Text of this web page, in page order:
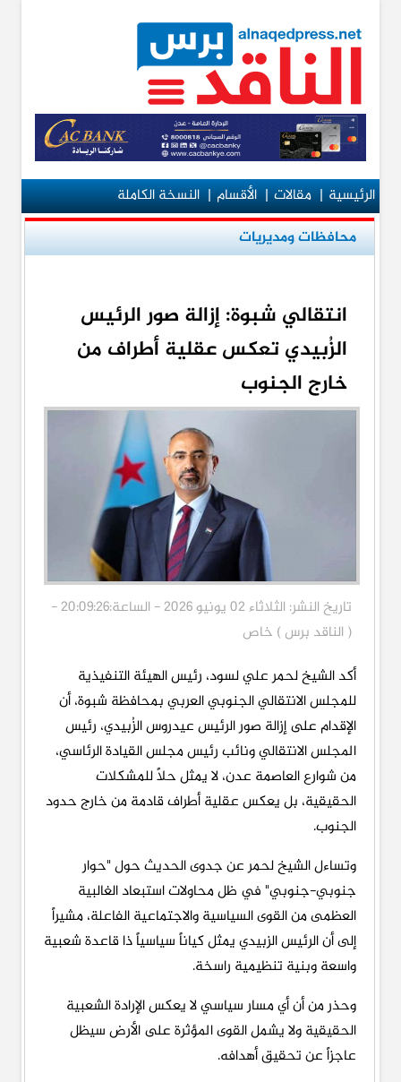
الرئيسية|مقالات|الأقسام|النسخة الكاملة
محافظات ومديريات
انتقالي شبوة: إزالة صور الرئيس
الزُبيدي تعكس عقلية أطراف من
خارج الجنوب
تاريخ النشر: الثلاثاء 02 يونيو 2026 - الساعة:20:09:26 -
( الناقد برس ) خاص
أكد الشيخ لحمر علي لسود، رئيس الهيئة التنفيذية
للمجلس الانتقالي الجنوبي العربي بمحافظة شبوة، أن
الإقدام على إزالة صور الرئيس عيدروس الزُبيدي، رئيس
المجلس الانتقالي ونائب رئيس مجلس القيادة الرئاسي،
من شوارع العاصمة عدن، لا يمثل حلاً للمشكلات
الحقيقية، بل يعكس عقلية أطراف قادمة من خارج حدود
الجنوب.
وتساءل الشيخ لحمر عن جدوى الحديث حول "حوار
جنوبي-جنوبي" في ظل محاولات استبعاد الغالبية
العظمى من القوى السياسية والاجتماعية الفاعلة، مشيراً
إلى أن الرئيس الزبيدي يمثل كياناً سياسياً ذا قاعدة شعبية
واسعة وبنية تنظيمية راسخة.
وحذر من أن أي مسار سياسي لا يعكس الإرادة الشعبية
الحقيقية ولا يشمل القوى المؤثرة على الأرض سيظل
عاجزاً عن تحقيق أهدافه.